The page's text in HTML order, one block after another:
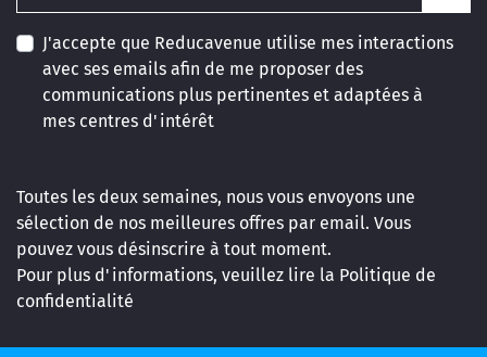
J'accepte que Reducavenue utilise mes interactions
avec ses emails afin de me proposer des
communications plus pertinentes et adaptées à
mes centres d'intérêt
Toutes les deux semaines, nous vous envoyons une
sélection de nos meilleures offres par email. Vous
pouvez vous désinscrire à tout moment.
Pour plus d'informations, veuillez lire la Politique de
confidentialité